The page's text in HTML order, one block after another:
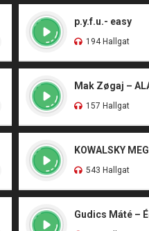
p.y.f.u.- easy
194 Hallgat
Mak Zøgaj –
157 Hallgat
543 Hallgat
Gudics Máté –